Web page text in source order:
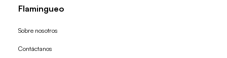
Flamingueo
Sobre nosotros
Contáctanos